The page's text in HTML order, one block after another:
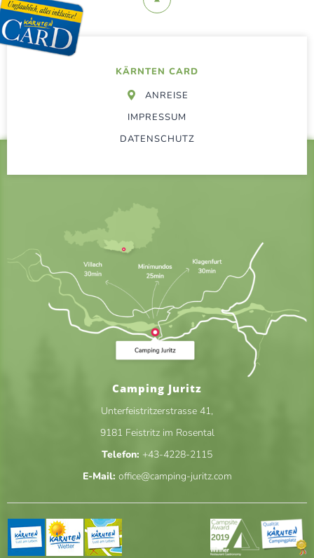
KÄRNTEN CARD
ANREISE
IMPRESSUM
DATENSCHUTZ
Camping Juritz
Unterfeistritzerstrasse 41,
9181 Feistritz im Rosental
Telefon: +43-4228-2115
E-Mail: office@camping-juritz.com